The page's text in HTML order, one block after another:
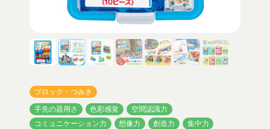
ブロック・つみき
手先の器用さ
色彩感覚
空間認識力
コミュニケーション力
想像力 創造力 集中力